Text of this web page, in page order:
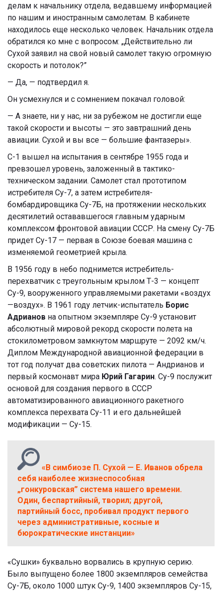
делам к начальнику отдела, ведавшему информацией
по нашим и иностранным самолетам. В кабинете
находилось еще несколько человек. Начальник отдела
обратился ко мне с вопросом: „Действительно ли
Сухой заявил на свой новый самолет такую огромную
скорость и потолок?”
— Да, — подтвердил я.
Он усмехнулся и с сомнением покачал головой:
— А знаете, ни у нас, ни за рубежом не достигли еще
такой скорости и высоты — это завтрашний день
авиации. Сухой и вы все — большие фантазеры».
С-1 вышел на испытания в сентябре 1955 года и
превзошел уровень, заложенный в тактико-
техническом задании. Самолет стал прототипом
истребителя Су-7, а затем истребителя-
бомбардировщика Су-7Б, на протяжении нескольких
десятилетий остававшегося главным ударным
комплексом фронтовой авиации СССР. На смену Су-7Б
придет Су-17 — первая в Союзе боевая машина с
изменяемой геометрией крыла.
В 1956 году в небо поднимется истребитель-
перехватчик с треугольным крылом Т-3 — концепт
Су-9, вооруженного управляемыми ракетами «воздух
—воздух». В 1961 году летчик-испытатель Борис
Адрианов на опытном экземпляре Су-9 установит
абсолютный мировой рекорд скорости полета на
стокилометровом замкнутом маршруте — 2092 км/ч.
Диплом Международной авиационной федерации в
тот год получат два советских пилота — Андрианов и
первый космонавт мира Юрий Гагарин. Су-9 послужит
основой для создания первого в СССР
автоматизированного авиационного ракетного
комплекса перехвата Су-11 и его дальнейшей
модификации — Су-15.
«В симбиозе П. Сухой — Е. Иванов обрела
себя наиболее жизнеспособная
„гонкуровская” система нашего времени.
Один, беспартийный, творил; другой,
партийный босс, пробивал продукт первого
через административные, косные и
бюрократические инстанции»
«Сушки» буквально ворвались в крупную серию.
Было выпущено более 1800 экземпляров семейства
Су-7Б, около 1000 штук Су-9, 1400 экземпляров Су-15,